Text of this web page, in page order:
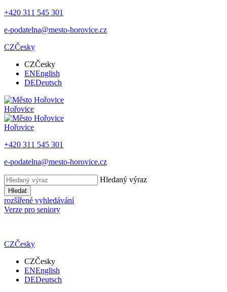
+420 311 545 301
e-podatelna@mesto-horovice.cz
CZČesky
CZČesky
ENEnglish
DEDeutsch
Hořovice
Hořovice
+420 311 545 301
e-podatelna@mesto-horovice.cz
Hledaný výraz
Hledat
rozšířené vyhledávání
Verze pro seniory
CZČesky
CZČesky
ENEnglish
DEDeutsch